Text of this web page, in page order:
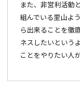
また、非営利活動
組んでいる里山よ
ら出来ることを徹
ネスしたいという
ことをやりたい人